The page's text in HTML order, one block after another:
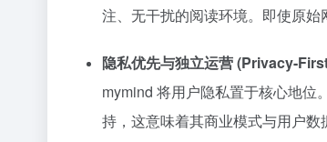
注、无干扰的阅读环境。即使原始
隐私优先与独立运营 (Privacy-
mymind 将用户隐私置于核心地位
持，这意味着其商业模式与用户